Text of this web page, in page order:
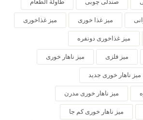
صندلی چوبی طاولة الطعام
میز غذا خوری میز غذاخوری
میز غذاخوری دونفره
میز فلزی میز ناهار خوری
میز ناهار خوری جدید
میز ناهار خوری مدرن
میز ناهار خوری کم جا